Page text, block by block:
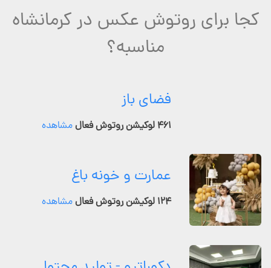
کجا برای روتوش عکس در کرمانشاه
مناسبه؟
فضای باز
۴۶۱ لوکیشن روتوش فعال مشاهده
عمارت و خونه باغ
۱۲۴ لوکیشن روتوش فعال مشاهده